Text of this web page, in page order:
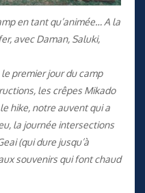
en tant qu’animée… A la
avec Daman, Saluki,
premier jour du camp
les crêpes Mikado
hike, notre auvent qui a
la journée intersections
(qui dure jusqu’à
souvenirs qui font chaud